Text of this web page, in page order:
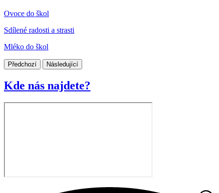
Ovoce do škol
Sdílené radosti a strasti
Mléko do škol
Předchozí Následující
Kde nás najdete?